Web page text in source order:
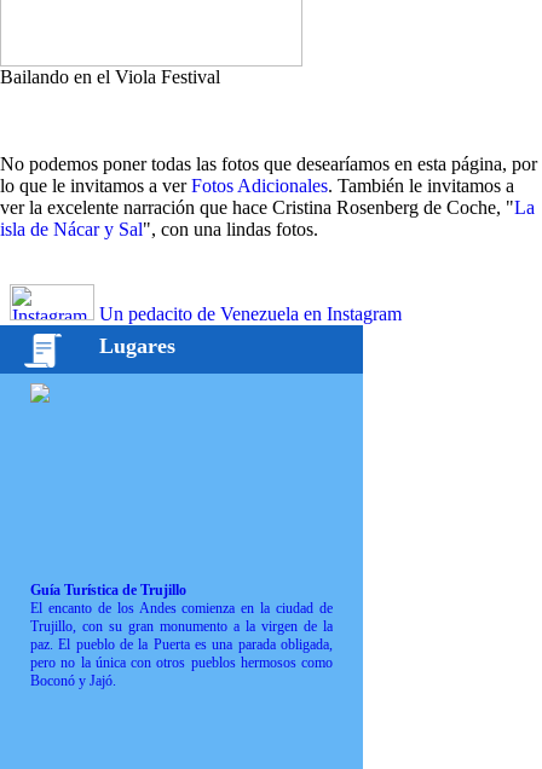
Bailando en el Viola Festival
No podemos poner todas las fotos que desearíamos en esta página, por
lo que le invitamos a verFotos Adicionales. También le invitamos a
ver la excelente narración que hace Cristina Rosenberg de Coche, "La
isla de Nácar y Sal", con una lindas fotos.
Un pedacito de Venezuela en Instagram
Lugares
Guía Turística de Trujillo
El encanto de los Andes comienza en la ciudad de
Trujillo, con su gran monumento a la virgen de la
paz. El pueblo de la Puerta es una parada obligada,
pero no la única con otros pueblos hermosos como
Boconó y Jajó.